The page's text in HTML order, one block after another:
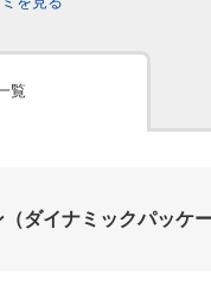
覧
（ダイナミックパッケ